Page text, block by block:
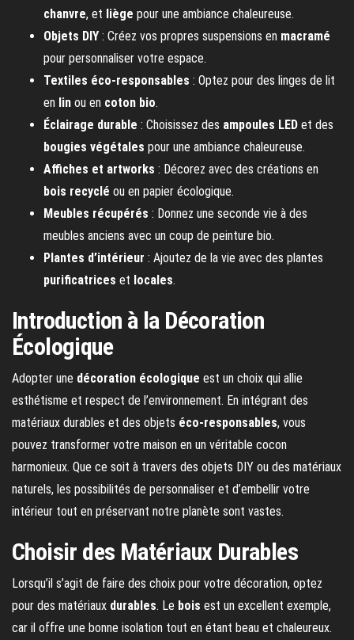
chanvre, et liège pour une ambiance chaleureuse.
Objets DIY : Créez vos propres suspensions en macramé
pour personnaliser votre espace.
Textiles éco-responsables : Optez pour des linges de lit
en lin ou en coton bio.
Éclairage durable : Choisissez des ampoules LED et des
bougies végétales pour une ambiance chaleureuse.
Affiches et artworks : Décorez avec des créations en
bois recyclé ou en papier écologique.
Meubles récupérés : Donnez une seconde vie à des
meubles anciens avec un coup de peinture bio.
Plantes d’intérieur : Ajoutez de la vie avec des plantes
purificatrices et locales.
Introduction à la Décoration
Écologique
Adopter une décoration écologique est un choix qui allie
esthétisme et respect de l’environnement. En intégrant des
matériaux durables et des objets éco-responsables, vous
pouvez transformer votre maison en un véritable cocon
harmonieux. Que ce soit à travers des objets DIY ou des matériaux
naturels, les possibilités de personnaliser et d’embellir votre
intérieur tout en préservant notre planète sont vastes.
Choisir des Matériaux Durables
Lorsqu’il s’agit de faire des choix pour votre décoration, optez
pour des matériaux durables. Le bois est un excellent exemple,
car il offre une bonne isolation tout en étant beau et chaleureux.